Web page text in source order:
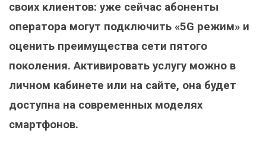
своих клиентов: уже сейчас абоненты
оператора могут подключить «5G режим» и
оценить преимущества сети пятого
поколения. Активировать услугу можно в
личном кабинете или на сайте, она будет
доступна на современных моделях
смартфонов.